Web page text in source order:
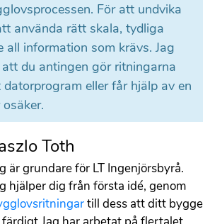
För att undvika
använda rätt skala, tydliga
all information som krävs. Jag
att du antingen gör ritningarna
eller får hjälp av en
Toth
är grundare för LT Ingenjörsbyrå.
hjälper dig från första idé, genom
till dess att ditt bygge